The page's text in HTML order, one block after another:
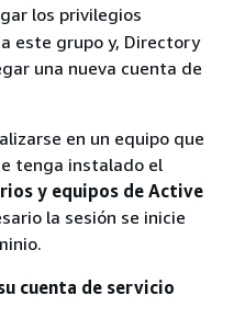
los privilegios
este grupo y, Directory
una nueva cuenta de
en un equipo que
tenga instalado el
y equipos de Active
la sesión se inicie
cuenta de servicio